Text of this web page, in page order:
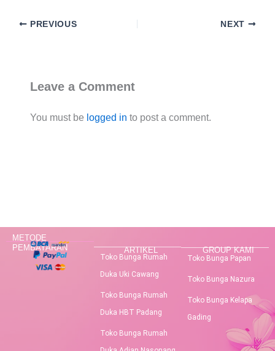
PREVIOUS NEXT
Leave a Comment
You must be logged in to post a comment.
METODE
PEMBAYARAN
ARTIKEL
Toko Bunga Rumah
Duka Uki Cawang
Toko Bunga Rumah
Duka HBT Padang
Toko Bunga Rumah
GROUP KAMI
Toko Bunga Papan
Toko Bunga Nazura
Toko Bunga Kelapa
Gading